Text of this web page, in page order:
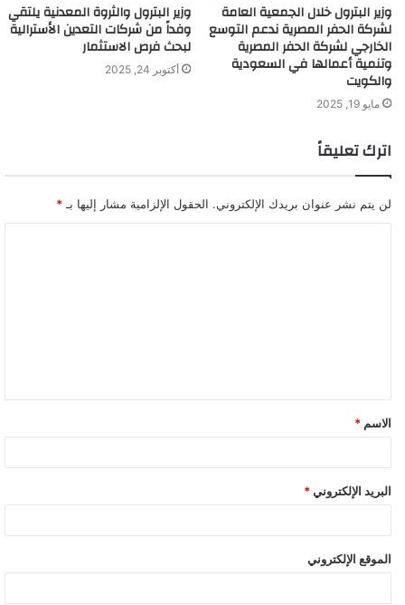
وزير البترول خلال الجمعية العامة
لشركة الحفر المصرية ندعم التوسع
الخارجي لشركة الحفر المصرية
وتنمية أعمالها في السعودية
والكويت
مايو 19, 2025
وزير البترول والثروة المعدنية يلتقي
وفداً من شركات التعدين الأسترالية
لبحث فرص الاستثمار
أكتوبر 24, 2025
اترك تعليقاً
لن يتم نشر عنوان بريدك الإلكتروني. الحقول الإلزامية مشار إليها بـ *
ق
*
الاسم *
البريد الإلكتروني *
الموقع الإلكتروني